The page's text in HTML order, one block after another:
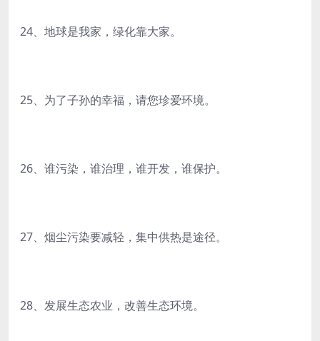
24、地球是我家，绿化靠大家。
25、为了子孙的幸福，请您珍爱环境。
26、谁污染，谁治理，谁开发，谁保护。
27、烟尘污染要减轻，集中供热是途径。
28、发展生态农业，改善生态环境。